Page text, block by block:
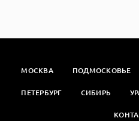
МОСКВА ПОДМОСКОВЬЕ
ПЕТЕРБУРГ СИБИРЬ